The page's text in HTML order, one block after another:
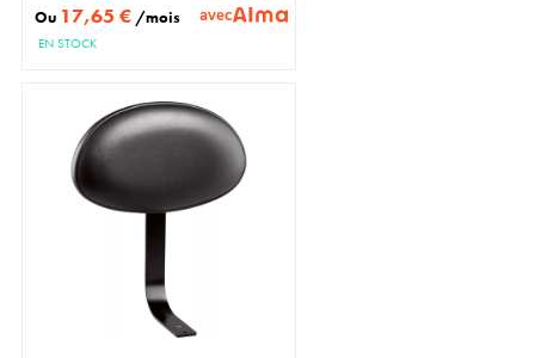
Ou 17,65 € /mois avec
EN STOCK